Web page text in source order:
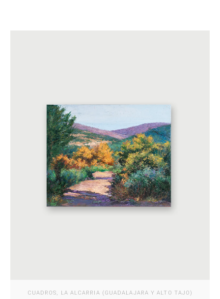
CUADROS, LA ALCARRIA (GUADALAJARA Y ALTO TAJO)